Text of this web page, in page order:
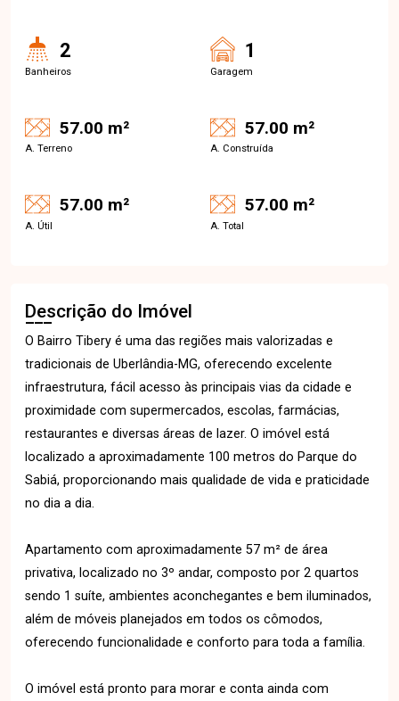
2
Banheiros
1
Garagem
57.00 m²
A. Terreno
57.00 m²
A. Construída
57.00 m²
A. Útil
57.00 m²
A. Total
Descrição do Imóvel
O Bairro Tibery é uma das regiões mais valorizadas e
tradicionais de Uberlândia-MG, oferecendo excelente
infraestrutura, fácil acesso às principais vias da cidade e
proximidade com supermercados, escolas, farmácias,
restaurantes e diversas áreas de lazer. O imóvel está
localizado a aproximadamente 100 metros do Parque do
Sabiá, proporcionando mais qualidade de vida e praticidade
no dia a dia.
Apartamento com aproximadamente 57 m² de área
privativa, localizado no 3º andar, composto por 2 quartos
sendo 1 suíte, ambientes aconchegantes e bem iluminados,
além de móveis planejados em todos os cômodos,
oferecendo funcionalidade e conforto para toda a família.
O imóvel está pronto para morar e conta ainda com